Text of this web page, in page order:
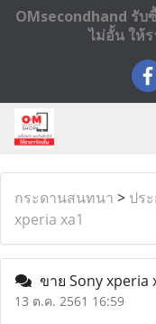
OMsecondhand รับ
ไม่อั้น ให้ร
กระดานสนทนา > ปร
xperia xa1
ขาย Sony xperia
13 ต.ค. 2561 16:59